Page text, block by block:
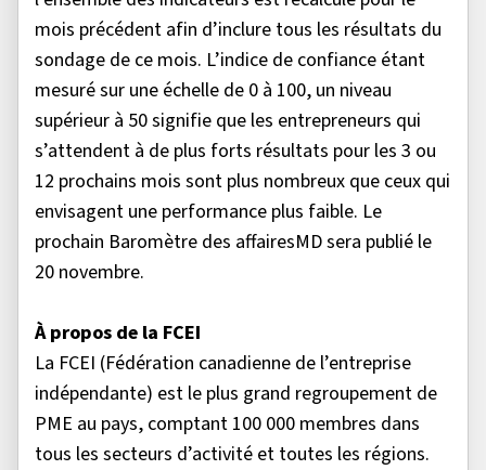
mois précédent afin d’inclure tous les résultats du
sondage de ce mois. L’indice de confiance étant
mesuré sur une échelle de 0 à 100, un niveau
supérieur à 50 signifie que les entrepreneurs qui
s’attendent à de plus forts résultats pour les 3 ou
12 prochains mois sont plus nombreux que ceux qui
envisagent une performance plus faible. Le
prochain Baromètre des affairesMD sera publié le
20 novembre.
À propos de la FCEI
La FCEI (Fédération canadienne de l’entreprise
indépendante) est le plus grand regroupement de
PME au pays, comptant 100 000 membres dans
tous les secteurs d’activité et toutes les régions.